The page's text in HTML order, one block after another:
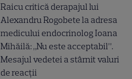
Raicu critică derapajul lui
Alexandru Rogobete la adresa
medicului endocrinolog Ioana
Mihăilă: „Nu este acceptabil”.
Mesajul vedetei a stârnit valuri
de reacții